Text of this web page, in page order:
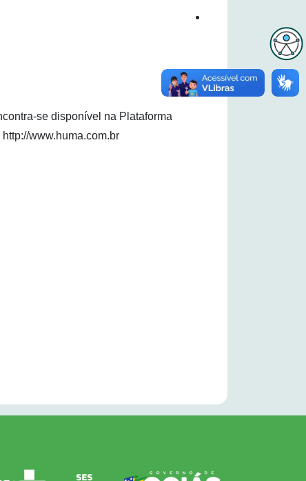
se disponível na Plataforma
www.huma.com.br